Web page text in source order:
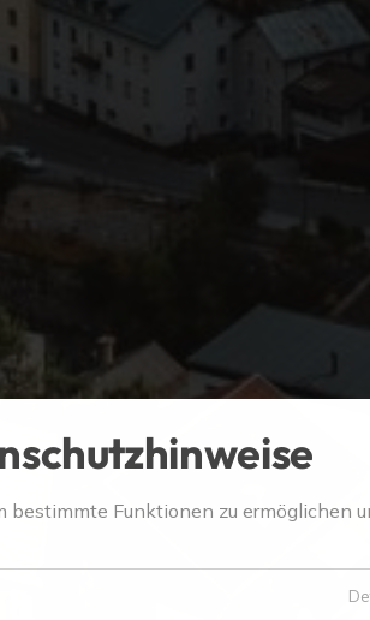
bestimmte Funktionen zu ermöglichen